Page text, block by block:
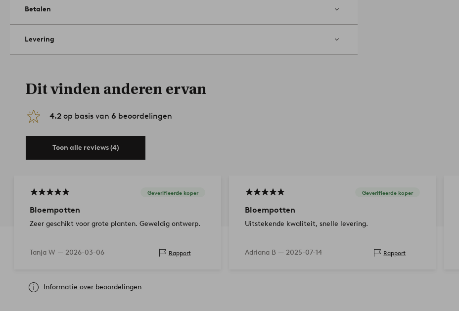
Betalen
Levering
Dit vinden anderen ervan
4.2 op basis van 6 beoordelingen
Toon alle reviews (4)
Geverifieerde koper
Bloempotten
Zeer geschikt voor grote planten. Geweldig ontwerp.
Tanja W — 2026-03-06 Rapport
Geverifieerde koper
Bloempotten
Uitstekende kwaliteit, snelle levering.
Adriana B — 2025-07-14 Rapport
Informatie over beoordelingen